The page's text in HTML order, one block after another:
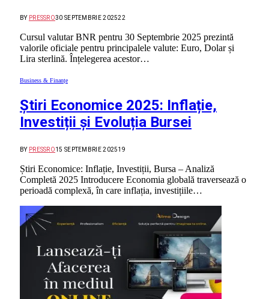
BY PRESSRO30 SEPTEMBRIE 202522
Cursul valutar BNR pentru 30 Septembrie 2025 prezintă
valorile oficiale pentru principalele valute: Euro, Dolar și
Lira sterlină. Înțelegerea acestor…
Business & Finanțe
Știri Economice 2025: Inflație,
Investiții și Evoluția Bursei
BY PRESSRO15 SEPTEMBRIE 202519
Știri Economice: Inflație, Investiții, Bursa – Analiză
Completă 2025 Introducere Economia globală traversează o
perioadă complexă, în care inflația, investițiile…